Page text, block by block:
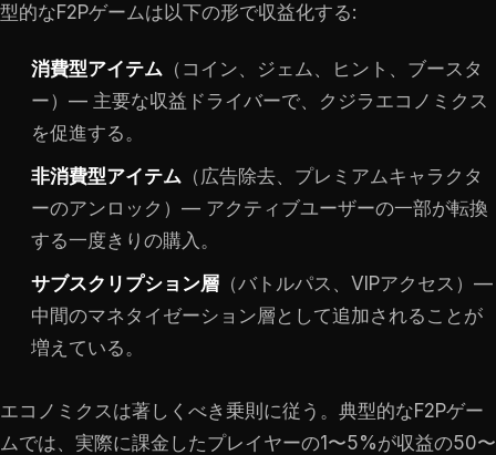
型的なF2Pゲームは以下の形で収益化する:
消費型アイテム （コイン、ジェム、ヒント、ブースタ
ー）— 主要な収益ドライバーで、クジラエコノミクス
を促進する。
非消費型アイテム （広告除去、プレミアムキャラクタ
ーのアンロック）— アクティブユーザーの一部が転換
する一度きりの購入。
サブスクリプション層 （バトルパス、VIPアクセス）—
中間のマネタイゼーション層として追加されることが
増えている。
エコノミクスは著しくべき乗則に従う。典型的なF2Pゲー
ムでは、実際に課金したプレイヤーの1〜5%が収益の50〜